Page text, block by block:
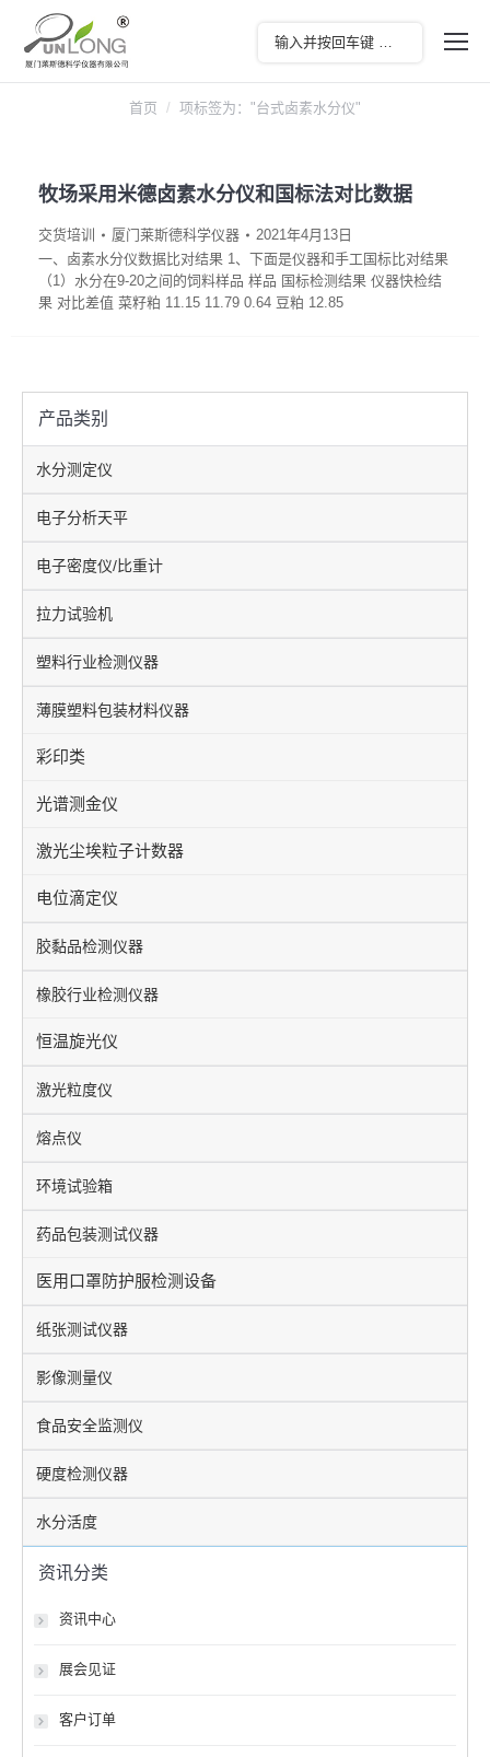
首页 项标签为："台式卤素水分仪"
牧场采用米德卤素水分仪和国标法对比数据
交货培训 厦门莱斯德科学仪器
2021年4月13日
一、卤素水分仪数据比对结果 1、下面是仪器和手工国标比对结果
（1）水分在9-20之间的饲料样品 样品 国标检测结果 仪器快检结
果 对比差值 菜籽粕 11.15 11.79 0.64 豆粕 12.85
产品类别
水分测定仪
电子分析天平
电子密度仪/比重计
拉力试验机
塑料行业检测仪器
薄膜塑料包装材料仪器
彩印类
光谱测金仪
激光尘埃粒子计数器
电位滴定仪
胶黏品检测仪器
橡胶行业检测仪器
恒温旋光仪
激光粒度仪
熔点仪
环境试验箱
药品包装测试仪器
医用口罩防护服检测设备
纸张测试仪器
影像测量仪
食品安全监测仪
硬度检测仪器
水分活度
资讯分类
资讯中心
展会见证
客户订单